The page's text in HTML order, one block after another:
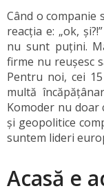
Când o companie
reacția e: „ok,
nu sunt puțini.
firme nu reușesc
Pentru noi, cei
multă
Komoder nu doar
și geopolitice
suntem lideri
Acasă e